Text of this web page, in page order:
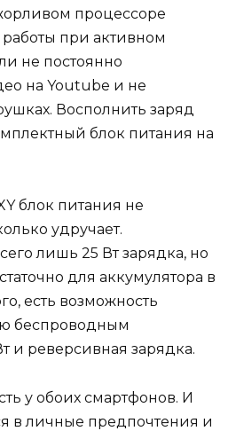
процессоре
при активном
не постоянно
на Youtube и не
Восполнить заряд
блок питания на
блок питания не
удручает.
лишь 25 Вт зарядка, но
для аккумулятора в
есть возможность
беспроводным
и реверсивная зарядка.
у обоих смартфонов. И
в личные предпочтения и